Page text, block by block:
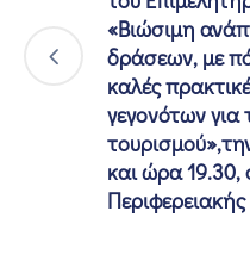
«Βιώσιμη
δράσεων, με
καλές
γεγονότων
και ώρα 19.30,